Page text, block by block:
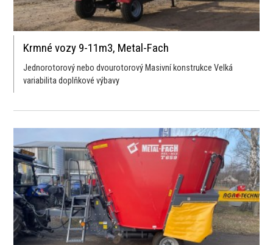
Krmné vozy 9-11m3, Metal-Fach
Jednorotorový nebo dvourotorový Masivní konstrukce Velká
variabilita doplňkové výbavy